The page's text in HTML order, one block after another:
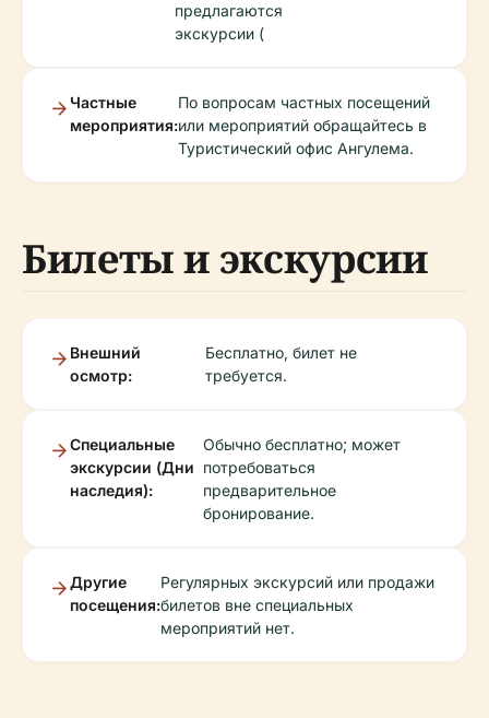
предлагаются
экскурсии (
Частные
мероприятия:
По вопросам частных посещений
или мероприятий обращайтесь в
Туристический офис Ангулема.
Билеты и экскурсии
Внешний
осмотр:
Бесплатно, билет не
требуется.
Специальные
экскурсии (Дни
наследия):
Обычно бесплатно; может
потребоваться
предварительное
бронирование.
Другие
посещения:
Регулярных экскурсий или продажи
билетов вне специальных
мероприятий нет.